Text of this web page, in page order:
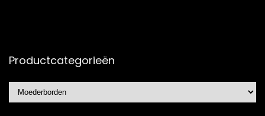
Productcategorieën